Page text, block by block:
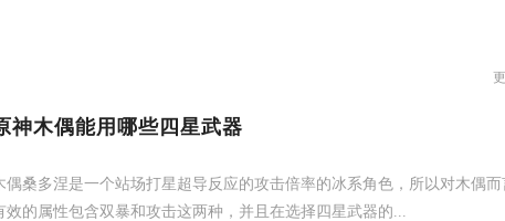
神木偶能用哪些四星武器
偶桑多涅是一个站场打星超导反应的攻击倍率的冰系角色，所以对木偶而
效的属性包含双暴和攻击这两种，并且在选择四星武器的...